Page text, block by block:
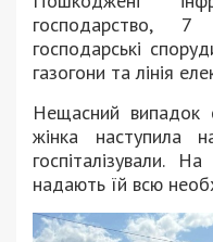
господарство,
господарські
газогони та лінія
Нещасний випадок
жінка наступила
госпіталізували.
надають їй всю